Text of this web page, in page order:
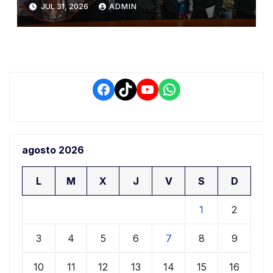
conflictos de interés y
retrasos
JUL 31, 2026 ADMIN
Facebook
TikTokYouTube
WhatsApp
agosto 2026
L M X J V S D
1 2
3 4 5 6 7 8 9
10 11 12 13 14 15 16